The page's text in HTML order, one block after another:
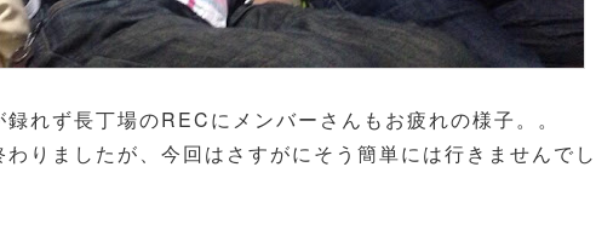
れず長丁場のRECにメンバーさんもお疲れの様子。。
わりましたが、今回はさすがにそう簡単には行きませんでし